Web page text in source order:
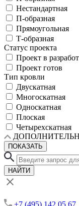
Нестандартная
П-образная
Прямоугольная
Т-образная
Статус проекта
Проект в
Проект готов
Тип кровли
Двускатная
Многоскатная
Односкатная
Плоская
Четырехскатная
ПОКАЗАТЬ
НАЙТИ